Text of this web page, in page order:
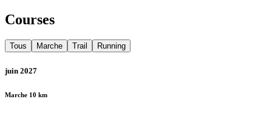
Courses
Tous Marche Trail Running
juin 2027
Marche 10 km